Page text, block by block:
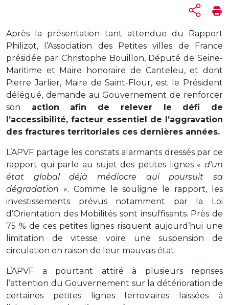
Après la présentation tant attendue du Rapport
Philizot, l’Association des Petites villes de France
présidée par Christophe Bouillon, Député de Seine-
Maritime et Maire honoraire de Canteleu, et dont
Pierre Jarlier, Maire de Saint-Flour, est le Président
délégué, demande au Gouvernement de renforcer
son action afin de relever le défi de
l’accessibilité, facteur essentiel de l’aggravation
des fractures territoriales ces dernières années.
L’APVF partage les constats alarmants dressés par ce
rapport qui parle au sujet des petites lignes « d’un
état global déjà médiocre qui poursuit sa
dégradation ». Comme le souligne le rapport, les
investissements prévus notamment par la Loi
d’Orientation des Mobilités sont insuffisants. Près de
75 % de ces petites lignes risquent aujourd’hui une
limitation de vitesse voire une suspension de
circulation en raison de leur mauvais état.
L’APVF a pourtant attiré à plusieurs reprises
l’attention du Gouvernement sur la détérioration de
certaines petites lignes ferroviaires laissées à